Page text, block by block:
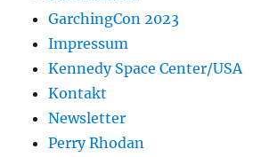
GarchingCon 2023
Impressum
Kennedy Space Center/USA
Kontakt
Newsletter
Perry Rhodan